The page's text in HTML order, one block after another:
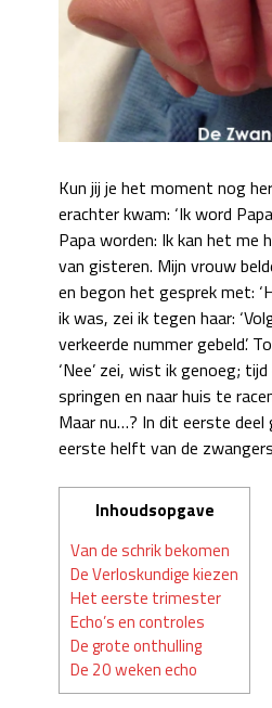
Kun jij je het moment nog
erachter kwam: ‘Ik word
Papa worden: Ik kan het me
van gisteren. Mijn vrouw
en begon het gesprek met:
ik was, zei ik tegen haar:
verkeerde nummer gebeld’.
‘Nee’ zei, wist ik genoeg;
springen en naar huis te
Maar nu…? In dit eerste deel
eerste helft van de
Inhoudsopgave
Van de schrik bekomen
De Verloskundige kiezen
Het eerste trimester
Echo’s en controles
De grote onthulling
De 20 weken echo